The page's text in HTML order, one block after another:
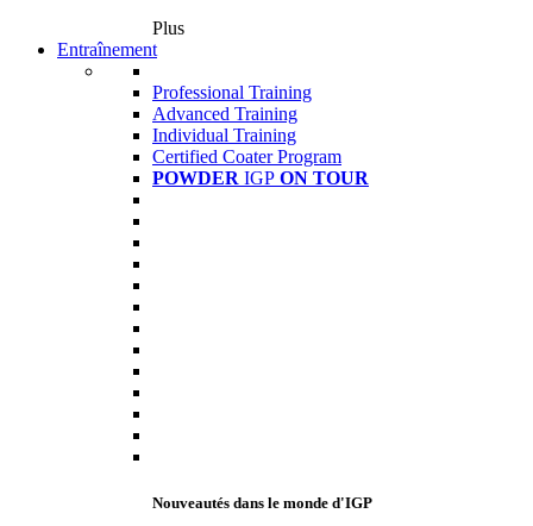
Plus
Entraînement
Professional Training
Advanced Training
Individual Training
Certified Coater Program
POWDER IGP ON TOUR
Nouveautés dans le monde d'IGP